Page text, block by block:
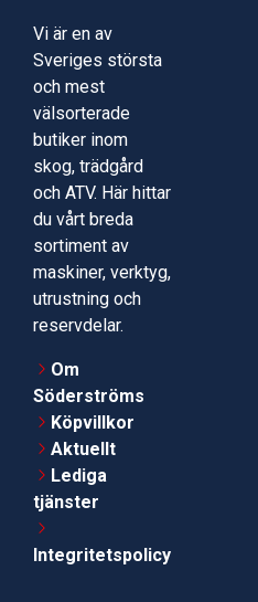
Vi är en av
Sveriges största
och mest
välsorterade
butiker inom
skog, trädgård
och ATV. Här hittar
du vårt breda
sortiment av
maskiner, verktyg,
utrustning och
reservdelar.
Om
Söderströms
Köpvillkor
Aktuellt
Lediga
tjänster
Integritetspolicy